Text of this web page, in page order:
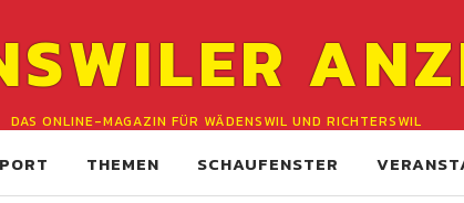
DAS ONLINE-MAGAZIN FÜR WÄDENSWIL UND RICHTERSWIL
THEMEN SCHAUFENSTER